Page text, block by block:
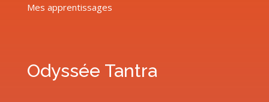
Mes apprentissages
Odyssée Tantra